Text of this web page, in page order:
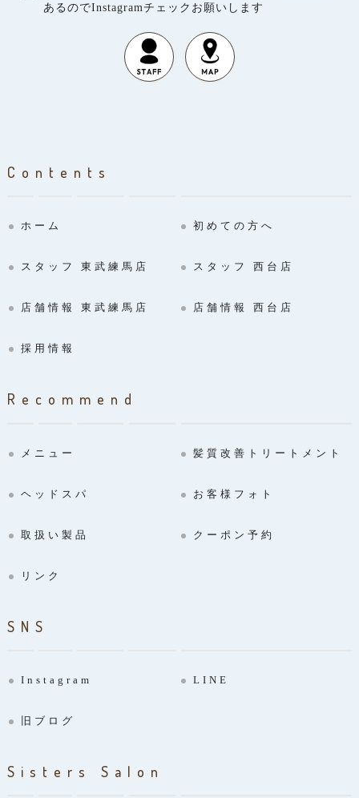
あるのでInstagramチェックお願いします
Contents
ホーム 初めての方へ
スタッフ 東武練馬店 スタッフ 西台店
店舗情報 東武練馬店 店舗情報 西台店
採用情報
Recommend
メニュー 髪質改善トリートメント
ヘッドスパ お客様フォト
取扱い製品 クーポン予約
リンク
SNS
Instagram LINE
旧ブログ
Sisters Salon